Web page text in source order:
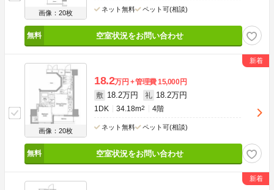
画像：20枚
ネット無料 ペット可(相談)
空室状況をお問い合わせ
画像：20枚
18.2万円 管理費15,000円
敷 18.2万円 礼 18.2万円
1DK 34.18m2 4階
ネット無料 ペット可(相談)
空室状況をお問い合わせ